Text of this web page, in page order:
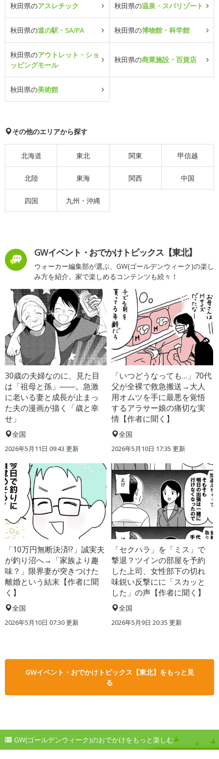
秋田県のアスレチック 秋田県の温泉・スパリゾート
秋田県の道の駅・SA/PA 秋田県の博物館・科学館
秋田県のアウトレット・ショ
ッピングモール
秋田県の商業施設・百貨店
秋田県の美術館
その他のエリアから探す
北海道 東北 関東 甲信越
北陸 東海 関西 中国
四国 九州・沖縄
GWイベント・おでかけトピックス【東北】
ウォーカー編集部が選ぶ、GW(ゴールデンウィーク)の楽し
み方を紹介。家で楽しめるコンテンツも続々！
30歳の夫婦なのに、見た目
は「祖母と孫」――。急激
に老いる妻と成長が止まっ
た夫の漫画が描く「歳と幸
せ」
全国
2026年5月11日 09:43 更新
「いつどうなっても…」70代
父が全裸で救急搬送→大人
用オムツを手に最悪を覚悟
するアラサー娘の痛切な実
情【作者に聞く】
全国
2026年5月10日 17:35 更新
「10万円無断決済!?」誠実夫
が釣り沼へ→「家族より趣
味？」限界妻が突きつけた
離婚という結末【作者に聞
く】
全国
2026年5月10日 07:30 更新
「セクハラ」を「ミス」で
撃退？ツインの部屋を予約
した上司、女性部下の切れ
味鋭い反撃にに「スカッと
した」の声【作者に聞く】
全国
2026年5月9日 20:35 更新
GWイベント・おでかけトピックス【東北】をもっと見
る
GW(ゴールデンウィーク)のおでかけをもっと楽しむ